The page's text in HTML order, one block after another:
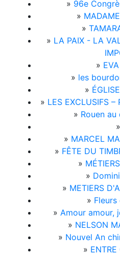
» 96e
»
»
» LA PAIX - LA
»
» les
»
» LES EXCLUSIFS –
» Rouen
»
» MARCEL
» FÊTE DU
»
»
» METIERS
»
» Amour amour,
» NELSON
» Nouvel An
» ENTRE